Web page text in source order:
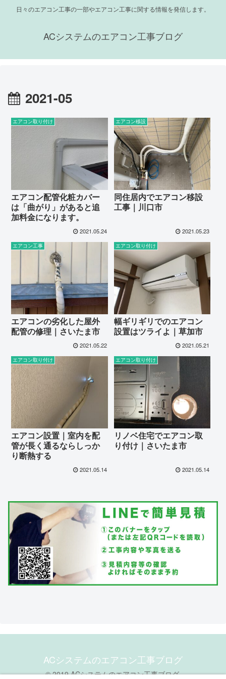
日々のエアコン工事の一部やエアコン工事に関する情報を発信します。
ACシステムのエアコン工事ブログ
2021-05
エアコン取り付け
エアコン配管化粧カバー
は「曲がり」があると追
加料金になります。
2021.05.24
エアコン移設
同住居内でエアコン移設
工事｜川口市
2021.05.23
エアコン工事
エアコンの劣化した屋外
配管の修理｜さいたま市
2021.05.22
エアコン取り付け
幅ギリギリでのエアコン
設置はツライよ｜草加市
2021.05.21
エアコン取り付け
エアコン設置｜室内を配
管が長く通るならしっか
り断熱する
2021.05.14
エアコン取り付け
リノベ住宅でエアコン取
り付け｜さいたま市
2021.05.14
ACシステムのエアコン工事ブログ
© 2019 ACシステムのエアコン工事ブログ.